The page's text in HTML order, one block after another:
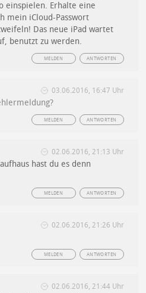
einspielen. Erhalte eine
mein iCloud-Passwort
Das neue iPad wartet
benutzt zu werden.
ANTWORTEN
MELDEN
03.06.2016, 16:47 Uhr
ANTWORTEN
MELDEN
02.06.2016, 21:13 Uhr
hast du es denn
ANTWORTEN
MELDEN
02.06.2016, 21:26 Uhr
ANTWORTEN
MELDEN
02.06.2016, 21:44 Uhr